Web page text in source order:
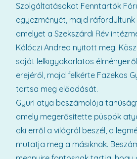
Szolgáltatásokat Fenntartók
egyezményét, majd ráfordultunk
amelyet a Szekszárdi Rév
Kálóczi Andrea nyitott meg.
saját lelkigyakorlatos
erejéről, majd felkérte Fazekas
tartsa meg előadását.
Gyuri atya beszámolója
amely megerősítette püspök
aki erről a világról beszél, a
mutatja meg a másiknak.